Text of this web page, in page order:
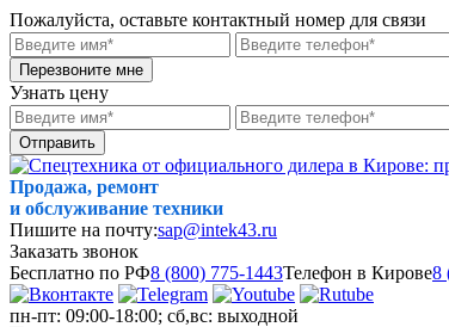
Пожалуйста, оставьте контактный номер для связи
Перезвоните мне
Узнать цену
Отправить
Продажа, ремонт
и обслуживание техники
Пишите на почту:sap@intek43.ru
Заказать звонок
Бесплатно по РФ8 (800) 775-1443Телефон в Кирове8
пн-пт: 09:00-18:00; сб,вс: выходной